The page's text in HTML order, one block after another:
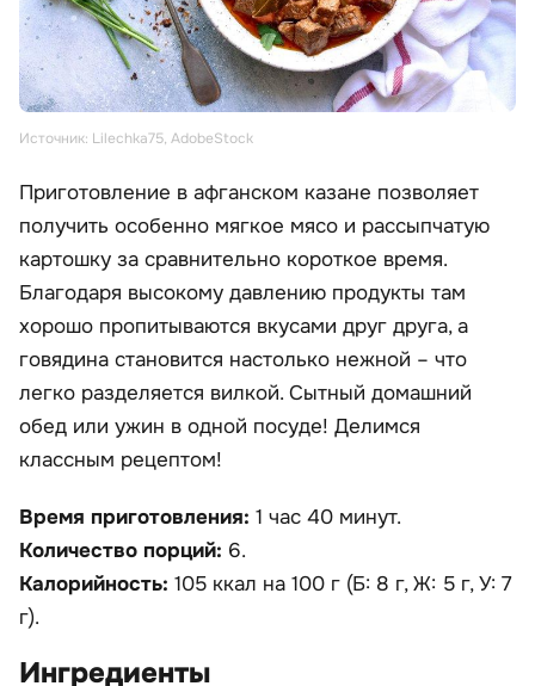
Источник: Lilechka75, AdobeStock
Приготовление в афганском казане позволяет
получить особенно мягкое мясо и рассыпчатую
картошку за сравнительно короткое время.
Благодаря высокому давлению продукты там
хорошо пропитываются вкусами друг друга, а
говядина становится настолько нежной – что
легко разделяется вилкой. Сытный домашний
обед или ужин в одной посуде! Делимся
классным рецептом!
Время приготовления: 1 час 40 минут.
Количество порций: 6.
Калорийность: 105 ккал на 100 г (Б: 8 г, Ж: 5 г, У: 7
г).
Ингредиенты